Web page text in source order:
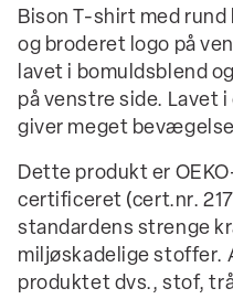
Bison T-shirt med
og broderet logo på
lavet i bomuldsblend
på venstre side. Lavet
giver meget
Dette produkt er
certificeret (cert.nr.
standardens strenge
miljøskadelige stoffer.
produktet dvs., stof,